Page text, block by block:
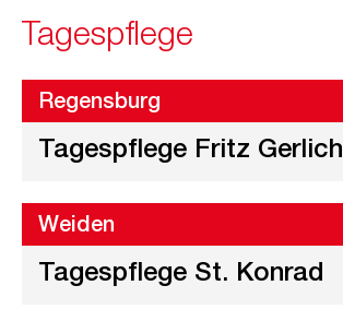
Tagespflege
Regensburg
Tagespflege Fritz Gerlich
Weiden
Tagespflege St. Konrad